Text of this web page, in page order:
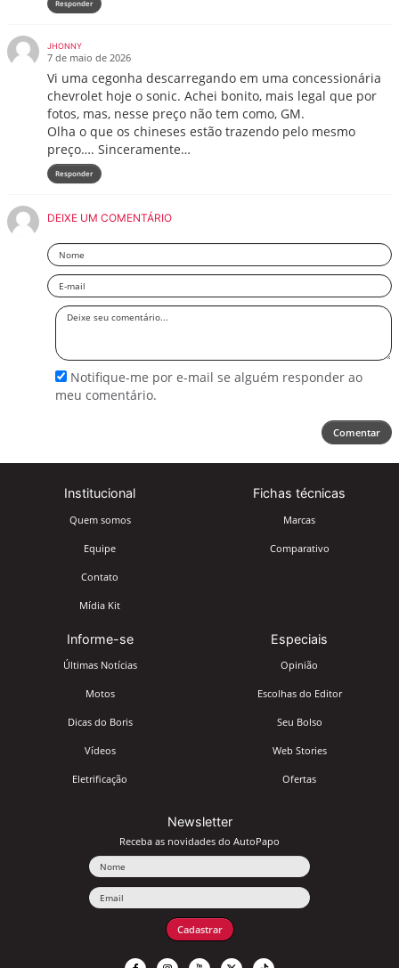
Responder
JHONNY
7 de maio de 2026
Vi uma cegonha descarregando em uma concessionária
chevrolet hoje o sonic. Achei bonito, mais legal que por
fotos, mas, nesse preço não tem como, GM.
Olha o que os chineses estão trazendo pelo mesmo
preço…. Sinceramente…
Responder
DEIXE UM COMENTÁRIO
Nome
Email
Deixe
Notifique-me por e-mail se alguém responder ao
meu comentário.
Comentar
Institucional
Quem somos
Equipe
Contato
Mídia Kit
Fichas técnicas
Marcas
Comparativo
Informe-se
Últimas Notícias
Motos
Dicas do Boris
Vídeos
Eletrificação
Especiais
Opinião
Escolhas do Editor
Seu Bolso
Web Stories
Ofertas
Newsletter
Receba as novidades do AutoPapo
Cadastrar